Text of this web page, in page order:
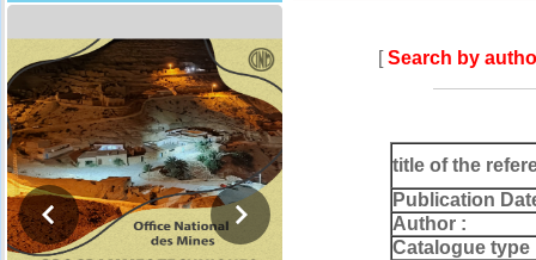
[Search by
title of the
Publication
Author :
Catalogue type